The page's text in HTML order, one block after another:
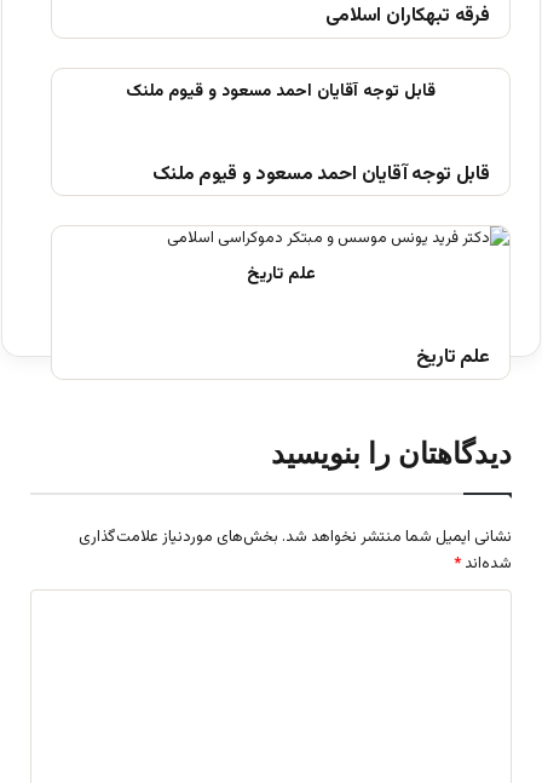
فرقه تبهکاران اسلامی
قابل توجه آقایان احمد مسعود و قیوم ملنک
علم تاریخ
دیدگاهتان را بنویسید
نشانی ایمیل شما منتشر نخواهد شد. بخش‌های موردنیاز علامت‌گذاری
شده‌اند *